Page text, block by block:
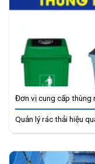
Đơn vị cung cấp thùng
Quản lý rác thải hiệu